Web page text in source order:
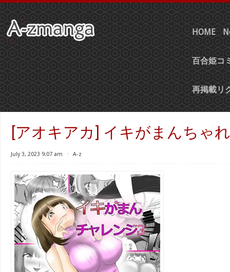
HOME
百合姫コ
再掲載リ
[アオキアカ] イキがまんちゃ
July 3, 2023 9:07 am ⋅ A-z